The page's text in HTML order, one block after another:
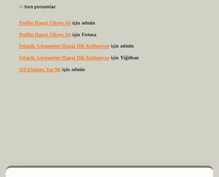
Son yorumlar
Profilo Hangi Ülkeye Aitiçin admin
Profilo Hangi Ülkeye Aitiçin Fırtına
Selanik Göçmenleri Hangi Dili Kullanıyoriçin admin
Selanik Göçmenleri Hangi Dili Kullanıyoriçin Yiğithan
119 Element Var Mı için admin